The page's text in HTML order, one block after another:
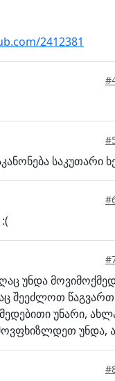
2412381
საკუთარი
უნდა
შეეძლოთ
უნარი,
უნდა,